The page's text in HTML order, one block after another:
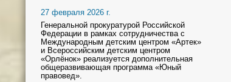
27 февраля 2026 г.
Генеральной прокуратурой Российской
Федерации в рамках сотрудничества с
Международным детским центром «Артек»
и Всероссийским детским центром
«Орлёнок» реализуется дополнительная
общеразвивающая программа «Юный
правовед».